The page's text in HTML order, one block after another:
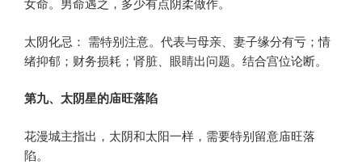
太阴化忌： 需特别注意。代表与母亲、妻子缘分有亏；情
绪抑郁；财务损耗；肾脏、眼睛出问题。结合宫位论断。
第九、太阴星的庙旺落陷
花漫城主指出，太阴和太阳一样，需要特别留意庙旺落
陷。